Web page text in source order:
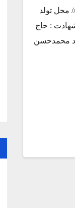
محل تولد
شهادت : حاج
شهید محمدحسن